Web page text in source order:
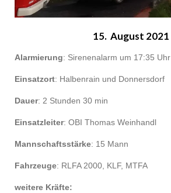
15. August 2021
Alarmierung: Sirenenalarm um 17:35 Uhr
Einsatzort: Halbenrain und Donnersdorf
Dauer: 2 Stunden 30 min
Einsatzleiter: OBI Thomas Weinhandl
Mannschaftsstärke: 15 Mann
Fahrzeuge: RLFA 2000, KLF, MTFA
weitere Kräfte: